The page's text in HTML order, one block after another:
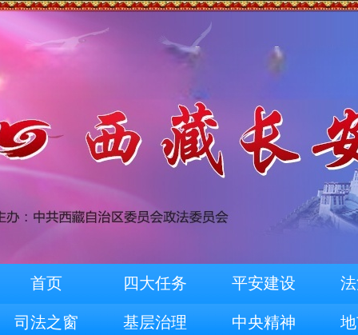
首页 四大任务 平安建设
司法之窗 基层治理 中央精神